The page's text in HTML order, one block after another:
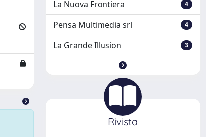
La Nuova Frontiera 4
Pensa Multimedia srl 4
La Grande Illusion 3
Rivista